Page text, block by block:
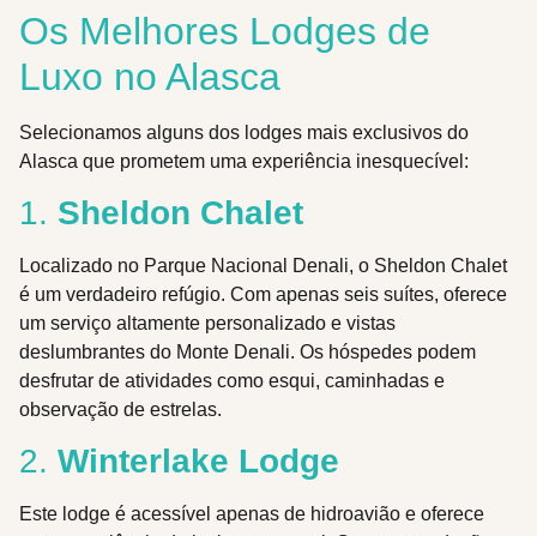
Os Melhores Lodges de
Luxo no Alasca
Selecionamos alguns dos lodges mais exclusivos do
Alasca que prometem uma experiência inesquecível:
1. Sheldon Chalet
Localizado no Parque Nacional Denali, o Sheldon Chalet
é um verdadeiro refúgio. Com apenas seis suítes, oferece
um serviço altamente personalizado e vistas
deslumbrantes do Monte Denali. Os hóspedes podem
desfrutar de atividades como esqui, caminhadas e
observação de estrelas.
2. Winterlake Lodge
Este lodge é acessível apenas de hidroavião e oferece